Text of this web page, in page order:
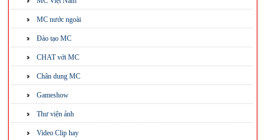
MC nước ngoài
Đào tạo MC
CHAT với MC
Chân dung MC
Gameshow
Thư viện ảnh
Video Clip hay